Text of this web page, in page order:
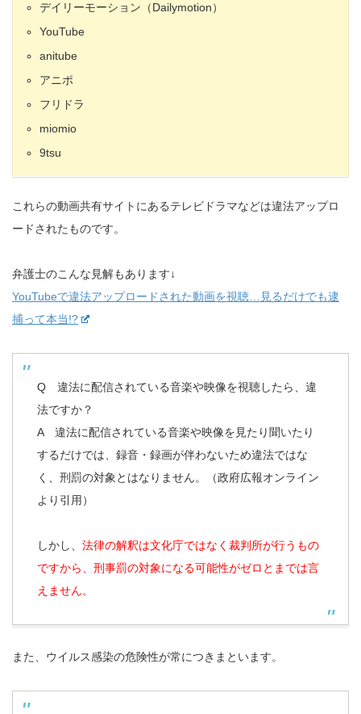
デイリーモーション（Dailymotion）
YouTube
anitube
アニポ
フリドラ
miomio
9tsu
これらの動画共有サイトにあるテレビドラマなどは違法アップロ
ードされたものです。
弁護士のこんな見解もあります↓
YouTubeで違法アップロードされた動画を視聴…見るだけでも逮
捕って本当!?
Q 違法に配信されている音楽や映像を視聴したら、違
法ですか？
A 違法に配信されている音楽や映像を見たり聞いたり
するだけでは、録音・録画が伴わないため違法ではな
く、刑罰の対象とはなりません。（政府広報オンライン
より引用）
しかし、 法律の解釈は文化庁ではなく裁判所が行うもの
ですから、刑事罰の対象になる可能性がゼロとまでは言
えません。
また、ウイルス感染の危険性が常につきまといます。